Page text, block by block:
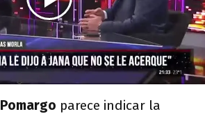
Pomargo parece indicar la